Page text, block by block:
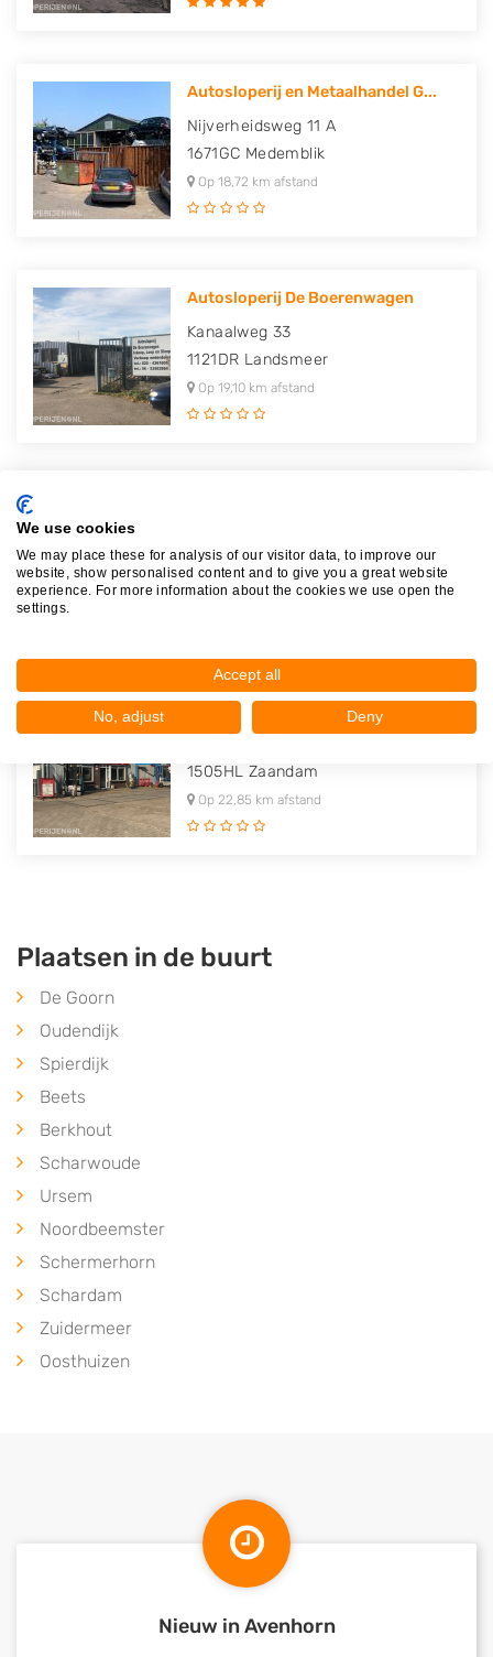
Autosloperij en Metaalhandel G...
Nijverheidsweg 11 A
1671GC Medemblik
Op 18,72 km afstand
Autosloperij De Boerenwagen
Kanaalweg 33
1121DR Landsmeer
Op 19,10 km afstand
1744HL Sint Maarten
Op 20,17 km afstand
Onne van de Stadt Recycling B.V..
1505HL Zaandam
Op 22,85 km afstand
Plaatsen in de buurt
De Goorn
Oudendijk
Spierdijk
Beets
Berkhout
Scharwoude
Ursem
Noordbeemster
Schermerhorn
Schardam
Zuidermeer
Oosthuizen
Nieuw in Avenhorn
We use cookies
We may place these for analysis of our visitor data, to improve our
website, show personalised content and to give you a great website
experience. For more information about the cookies we use open the
settings.
Accept all
No, adjust Deny